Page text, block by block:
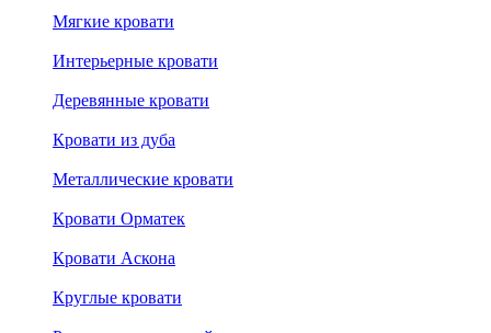
Мягкие кровати
Интерьерные кровати
Деревянные кровати
Кровати из дуба
Металлические кровати
Кровати Орматек
Кровати Аскона
Круглые кровати